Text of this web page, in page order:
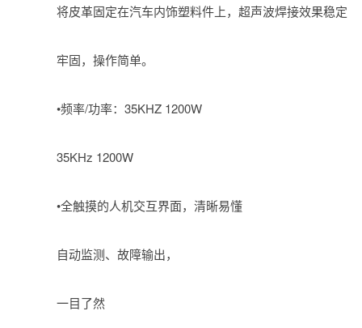
将皮革固定在汽车内饰塑料件上，超声波焊接效果稳定
牢固，操作简单。
•频率/功率：35KHZ 1200W
35KHz 1200W
•全触摸的人机交互界面，清晰易懂
自动监测、故障输出，
一目了然